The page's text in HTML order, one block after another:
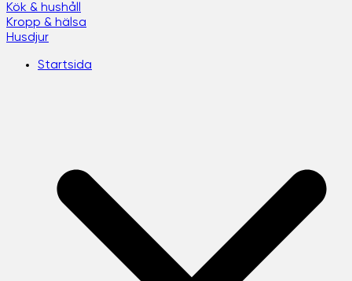
Kök & hushåll
Kropp & hälsa
Husdjur
Startsida